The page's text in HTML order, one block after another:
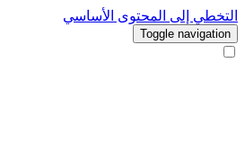
التخطي إلى المحتوى الأساسي
Toggle navigation